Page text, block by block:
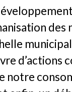
des
d’actions
notre